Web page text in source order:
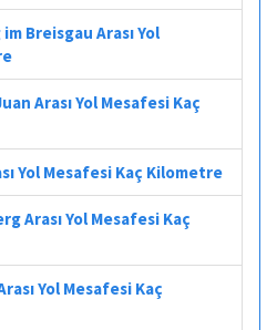
Breisgau Arası Yol
Arası Yol Mesafesi Kaç
Yol Mesafesi Kaç Kilometre
Arası Yol Mesafesi Kaç
Yol Mesafesi Kaç